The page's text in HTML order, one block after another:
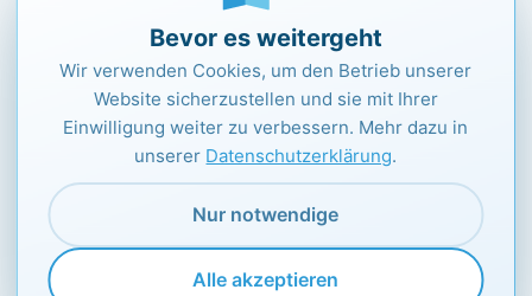
und Ausrichter ARQUE e.V. mit Sitz in Mainz
unterstützt Menschen, die mit einer angeborenen
Querschnittslähmung auf die Welt kommen.
Ein großer Dank geht an die Dotterstiftung, die es
erst ermöglichte an diesem Ereignis teilzunehmen.
Der Teamname zeigt den Spirit: „Run and Feel –
gemeinsam für Eberstadt“.
[/vc_column_text][/vc_column][vc_column
Bevor es weitergeht
Wir verwenden Cookies, um den Betrieb unserer
Website sicherzustellen und sie mit Ihrer
Einwilligung weiter zu verbessern. Mehr dazu in
unserer Datenschutzerklärung.
Nur notwendige
Alle akzeptieren